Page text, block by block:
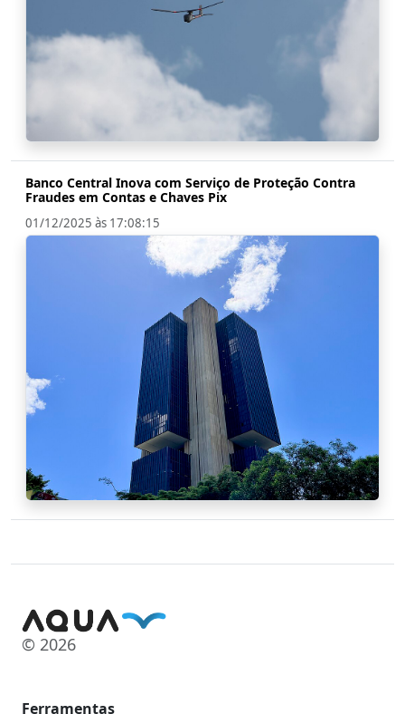
Banco Central Inova com Serviço de Proteção Contra
Fraudes em Contas e Chaves Pix
01/12/2025 às 17:08:15
© 2026
Ferramentas